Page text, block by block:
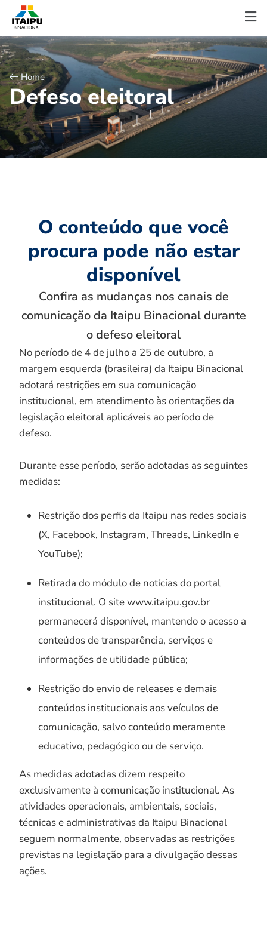
Home
Defeso eleitoral
O conteúdo que você
procura pode não estar
disponível
Confira as mudanças nos canais de
comunicação da Itaipu Binacional durante
o defeso eleitoral
No período de 4 de julho a 25 de outubro, a
margem esquerda (brasileira) da Itaipu Binacional
adotará restrições em sua comunicação
institucional, em atendimento às orientações da
legislação eleitoral aplicáveis ao período de
defeso.
Durante esse período, serão adotadas as seguintes
medidas:
Restrição dos perfis da Itaipu nas redes sociais
(X, Facebook, Instagram, Threads, LinkedIn e
YouTube);
Retirada do módulo de notícias do portal
institucional. O site www.itaipu.gov.br
permanecerá disponível, mantendo o acesso a
conteúdos de transparência, serviços e
informações de utilidade pública;
Restrição do envio de releases e demais
conteúdos institucionais aos veículos de
comunicação, salvo conteúdo meramente
educativo, pedagógico ou de serviço.
As medidas adotadas dizem respeito
exclusivamente à comunicação institucional. As
atividades operacionais, ambientais, sociais,
técnicas e administrativas da Itaipu Binacional
seguem normalmente, observadas as restrições
previstas na legislação para a divulgação dessas
ações.